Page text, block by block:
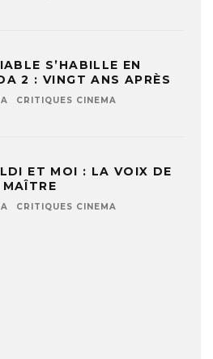
S’HABILLE EN
2 : VINGT ANS APRÈS
CRITIQUES CINEMA
ET MOI : LA VOIX DE
CRITIQUES CINEMA